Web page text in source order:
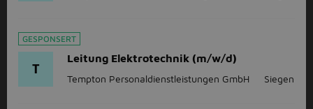
GESPONSERT
T
Leitung Elektrotechnik (m/w/d)
Tempton Personaldienstleistungen GmbH Siegen